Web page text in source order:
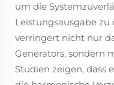
um die
Leistungsausgabe zu
verringert nicht nur
Generators, sondern
Studien zeigen, dass